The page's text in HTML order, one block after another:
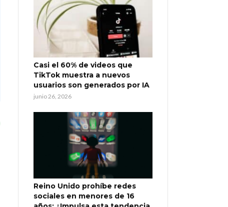
Casi el 60% de videos que
TikTok muestra a nuevos
usuarios son generados por IA
junio 26, 2026
Reino Unido prohíbe redes
sociales en menores de 16